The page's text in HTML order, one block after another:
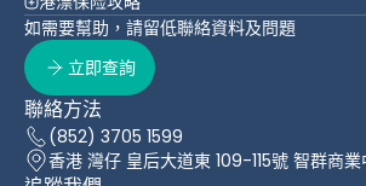
如需要幫助，請留低聯絡資料及問題
立即查詢
聯絡方法
(852) 3705 1599
香港 灣仔 皇后大道東 109-115號 智群商業